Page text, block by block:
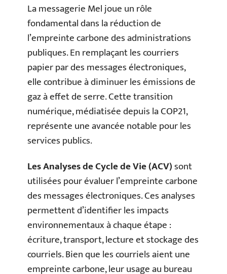
La messagerie Mel joue un rôle
fondamental dans la réduction de
l’empreinte carbone des administrations
publiques. En remplaçant les courriers
papier par des messages électroniques,
elle contribue à diminuer les émissions de
gaz à effet de serre. Cette transition
numérique, médiatisée depuis la COP21,
représente une avancée notable pour les
services publics.
Les Analyses de Cycle de Vie (ACV)sont
utilisées pour évaluer l’empreinte carbone
des messages électroniques. Ces analyses
permettent d’identifier les impacts
environnementaux à chaque étape :
écriture, transport, lecture et stockage des
courriels. Bien que les courriels aient une
empreinte carbone, leur usage au bureau